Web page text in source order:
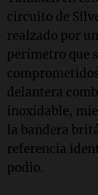
circuito de
realzado por
perímetro que
delantera
inoxidable,
la bandera
referencia
podio.